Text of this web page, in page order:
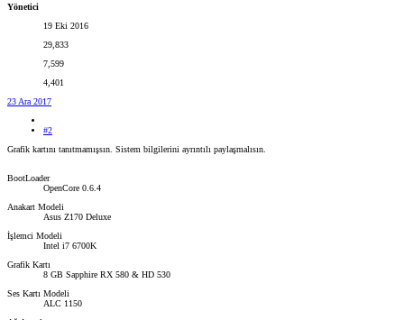
Yönetici
19 Eki 2016
29,833
7,599
4,401
23 Ara 2017
#2
Grafik kartını tanıtmamışsın. Sistem bilgilerini ayrıntılı paylaşmalısın.
BootLoader
OpenCore 0.6.4
Anakart Modeli
Asus Z170 Deluxe
İşlemci Modeli
Intel i7 6700K
Grafik Kartı
8 GB Sapphire RX 580 & HD 530
Ses Kartı Modeli
ALC 1150